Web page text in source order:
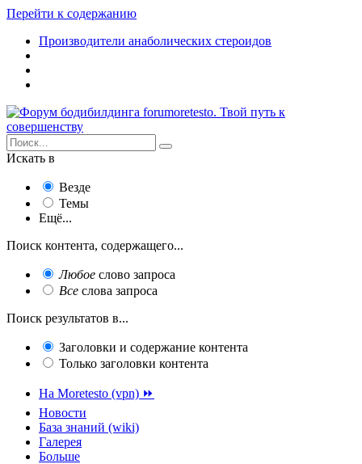
Перейти к содержанию
Производители анаболических стероидов
Искать в
Везде
Темы
Ещё...
Поиск контента, содержащего...
Любое слово запроса
Все слова запроса
Поиск результатов в...
Заголовки и содержание контента
Только заголовки контента
На Moretesto (vpn) ⏩
Новости
База знаний (wiki)
Галерея
Больше